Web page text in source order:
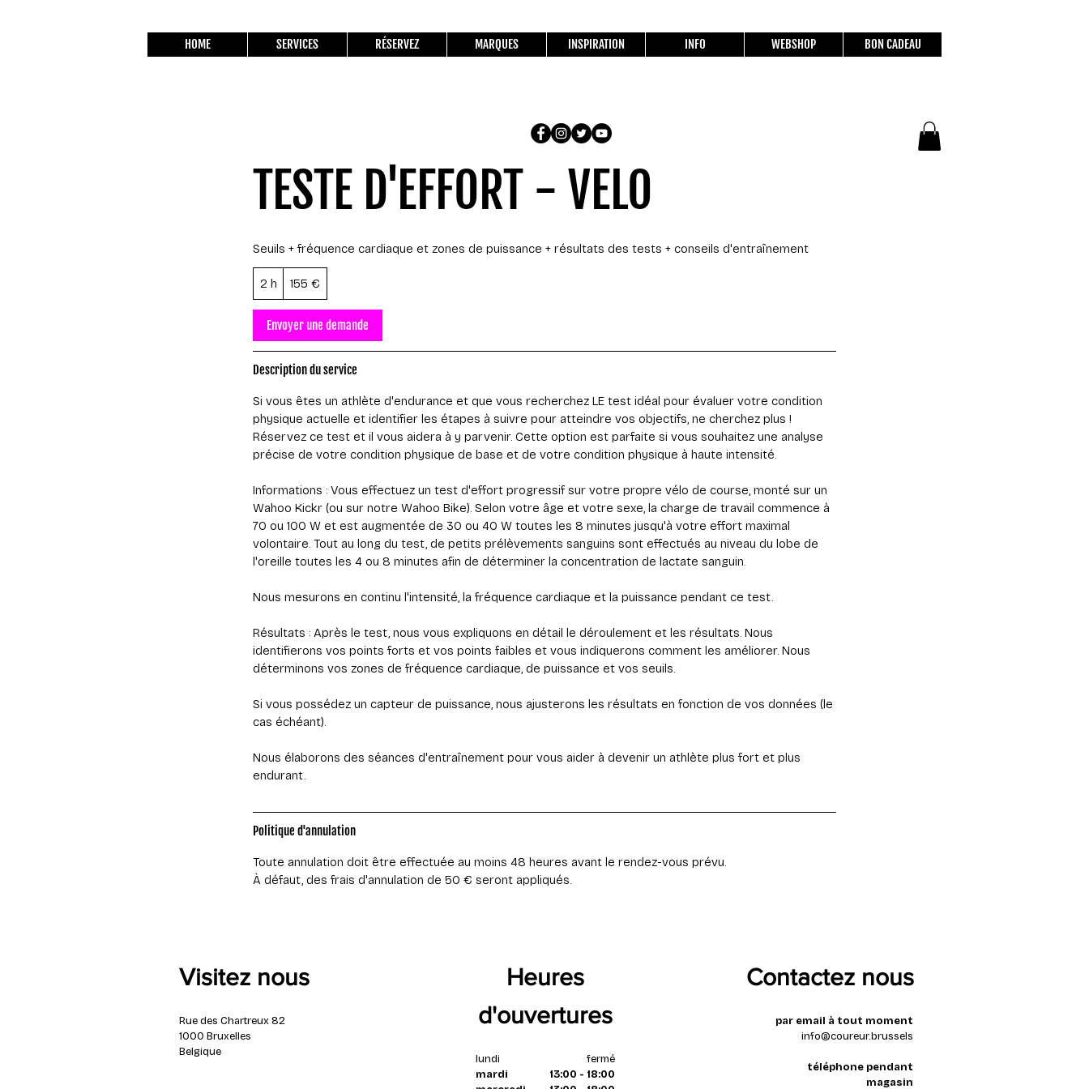
HOME SERVICES RÉSERVEZ MARQUES INSPIRATION INFO WEBSHOP BON CADEAU
TESTE D'EFFORT - VELO
Seuils + fréquence cardiaque et zones de puissance + résultats des tests + conseils d'entraînement
2 h
h
euros
155 €
Envoyer une demande
Description du service
Si vous êtes un athlète d'endurance et que vous recherchez LE test idéal pour évaluer votre condition
physique actuelle et identifier les étapes à suivre pour atteindre vos objectifs, ne cherchez plus !
Réservez ce test et il vous aidera à y parvenir. Cette option est parfaite si vous souhaitez une analyse
précise de votre condition physique de base et de votre condition physique à haute intensité.
Informations : Vous effectuez un test d'effort progressif sur votre propre vélo de course, monté sur un
Wahoo Kickr (ou sur notre Wahoo Bike). Selon votre âge et votre sexe, la charge de travail commence à
70 ou 100 W et est augmentée de 30 ou 40 W toutes les 8 minutes jusqu'à votre effort maximal
volontaire. Tout au long du test, de petits prélèvements sanguins sont effectués au niveau du lobe de
l'oreille toutes les 4 ou 8 minutes afin de déterminer la concentration de lactate sanguin.
Nous mesurons en continu l'intensité, la fréquence cardiaque et la puissance pendant ce test.
Résultats : Après le test, nous vous expliquons en détail le déroulement et les résultats. Nous
identifierons vos points forts et vos points faibles et vous indiquerons comment les améliorer. Nous
déterminons vos zones de fréquence cardiaque, de puissance et vos seuils.
Si vous possédez un capteur de puissance, nous ajusterons les résultats en fonction de vos données (le
cas échéant).
Nous élaborons des séances d'entraînement pour vous aider à devenir un athlète plus fort et plus
endurant.
Politique d'annulation
Toute annulation doit être effectuée au moins 48 heures avant le rendez-vous prévu.
À défaut, des frais d'annulation de 50 € seront appliqués.
Visitez nous
Rue des Chartreux 82
1000 Bruxelles
Belgique
Heures
d'ouvertures
lundi
mardi
fermé
13:00 - 18:00
Contactez nous
par email à tout moment
info@coureur.brussels
téléphone pendant
magasin